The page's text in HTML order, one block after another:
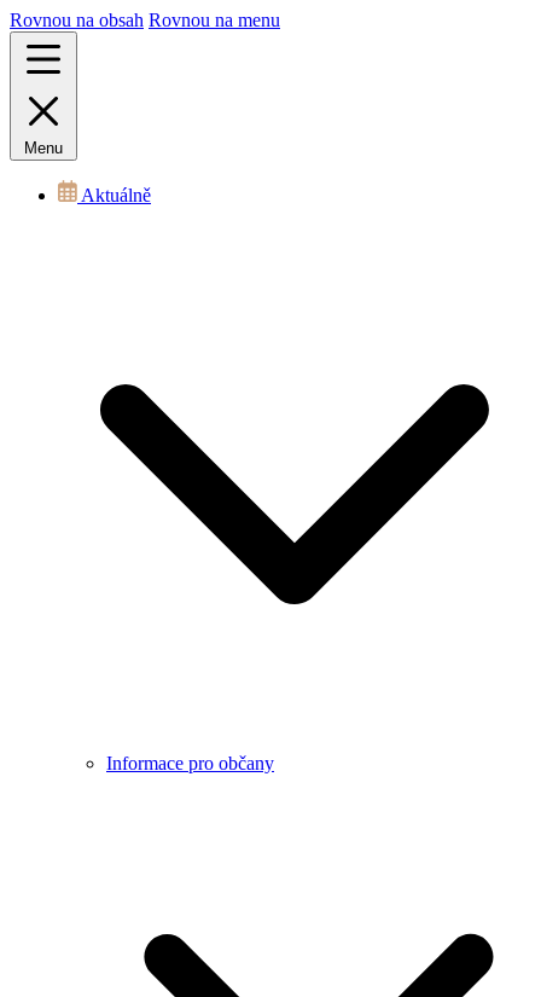
Rovnou na obsah Rovnou na menu
Menu
Aktuálně
Informace pro občany